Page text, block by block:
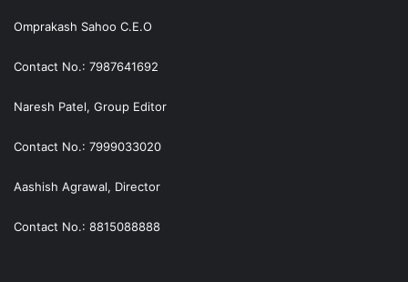
Omprakash Sahoo C.E.O
Contact No.: 7987641692
Naresh Patel, Group Editor
Contact No.: 7999033020
Aashish Agrawal, Director
Contact No.: 8815088888